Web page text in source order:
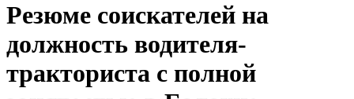
Резюме соискателей на
должность водителя-
тракториста с полной